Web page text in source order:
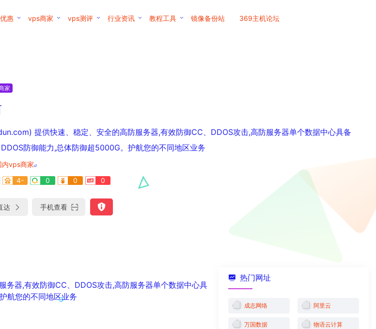
惠 vps商家 vps测评 行业资讯 教程工具 镜像备份站 369主机论坛
家
提供快速、稳定、安全的高防服务器,有效防御CC、DDOS攻击,高防服务器单个数据中心具备
防御能力,总体防御超5000G。护航您的不同地区业务
内vps商家
4- 0 0 0
达 手机查看
务器,有效防御CC、DDOS攻击,高防服务器单个数据中心具
航您的不同地区业务
热门网址
成志网络 阿里云
万国数据 物语云计算